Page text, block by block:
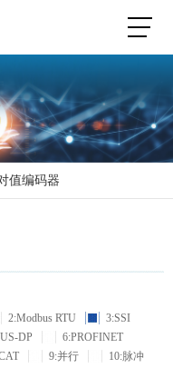
值编码器
2:Modbus RTU
3:SSI
DP
6:PROFINET
9:并行
10:脉冲